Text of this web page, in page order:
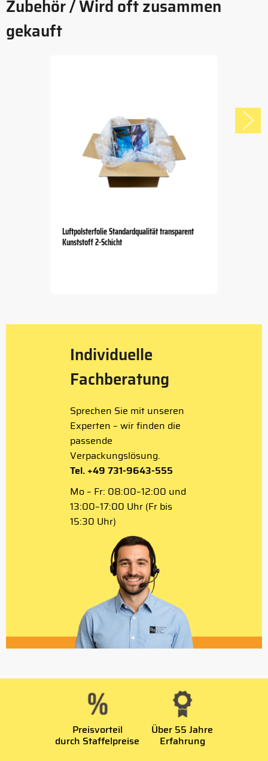
Zubehör / Wird oft zusammen
gekauft
Luftpolsterfolie Standardqualität transparent
Kunststoff 2-Schicht
Individuelle
Fachberatung
Sprechen Sie mit unseren
Experten – wir finden die
passende
Verpackungslösung.
Tel. +49 731-9643-555
Mo – Fr: 08:00–12:00 und
13:00–17:00 Uhr (Fr bis
15:30 Uhr)
Preisvorteil
durch Staffelpreise
Über 55 Jahre
Erfahrung